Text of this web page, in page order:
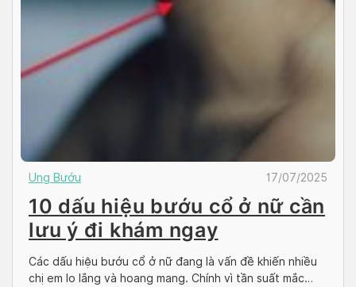
Ung Bướu 17/07/2025
10 dấu hiệu bướu cổ ở nữ cần
lưu ý đi khám ngay
Các dấu hiệu bướu cổ ở nữ đang là vấn đề khiến nhiều
chị em lo lắng và hoang mang. Chính vì tần suất mắc